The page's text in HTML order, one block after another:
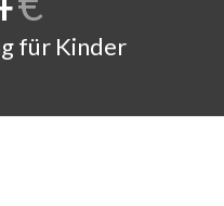
für Kinder